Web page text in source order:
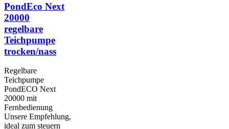
PondEco Next
20000
regelbare
Teichpumpe
trocken/nass
Regelbare
Teichpumpe
PondECO Next
20000 mit
Fernbedienung
Unsere Empfehlung,
ideal zum steuern